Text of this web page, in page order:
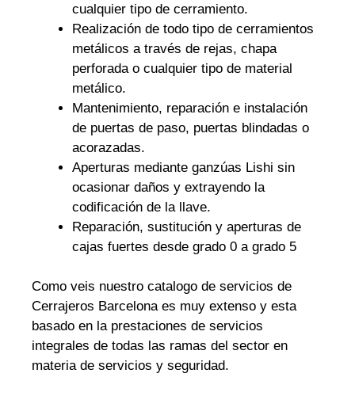
cualquier tipo de cerramiento.
Realización de todo tipo de cerramientos
metálicos a través de rejas, chapa
perforada o cualquier tipo de material
metálico.
Mantenimiento, reparación e instalación
de puertas de paso, puertas blindadas o
acorazadas.
Aperturas mediante ganzúas Lishi sin
ocasionar daños y extrayendo la
codificación de la llave.
Reparación, sustitución y aperturas de
cajas fuertes desde grado 0 a grado 5
Como veis nuestro catalogo de servicios de
Cerrajeros Barcelona es muy extenso y esta
basado en la prestaciones de servicios
integrales de todas las ramas del sector en
materia de servicios y seguridad.